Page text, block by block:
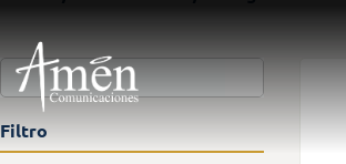
Filtro